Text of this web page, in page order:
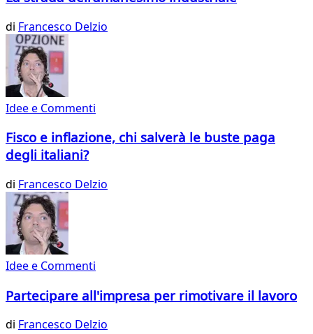
di Francesco Delzio
Idee e Commenti
Fisco e inflazione, chi salverà le buste paga
degli italiani?
di Francesco Delzio
Idee e Commenti
Partecipare all'impresa per rimotivare il lavoro
di Francesco Delzio